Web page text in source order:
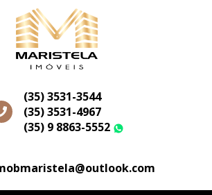
(35) 3531-3544
(35) 3531-4967
(35) 9 8863-5552